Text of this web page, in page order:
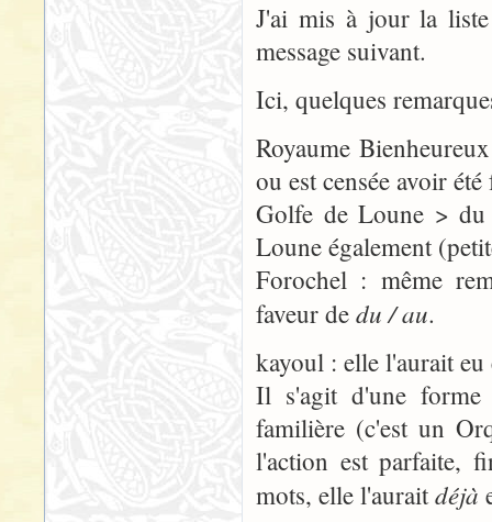
J'ai mis à jour la
message suivant.
Ici, quelques
Royaume
ou est censée avoir été
Golfe de Loune >
Loune également
Forochel : même
faveur de du / au.
kayoul : elle l'aurait eu
Il s'agit d'une forme
familière (c'est un
l'action est parfaite,
mots, elle l'auraitdéjà